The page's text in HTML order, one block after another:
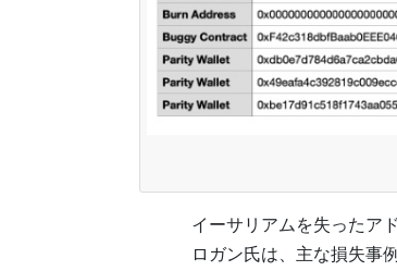
イーサリアムを失ったア
ロガン氏は、主な損失事